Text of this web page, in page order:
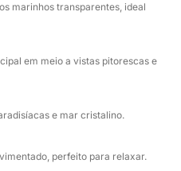
permanece
paisagens de tirar
previstas diversas
a bordo, aproveitando
trechos elegantes e
a baías
e a Ilha de Santo
última parada antes de
marinhos transparentes, ideal
em meio a vistas pitorescas e
e mar cristalino.
perfeito para relaxar.